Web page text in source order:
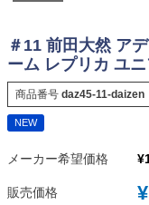
＃11 前田大然 ア
ーム レプリカ ユ
商品番号 daz45-11-daizen
NEW
メーカー希望価格 ¥
販売価格 ¥